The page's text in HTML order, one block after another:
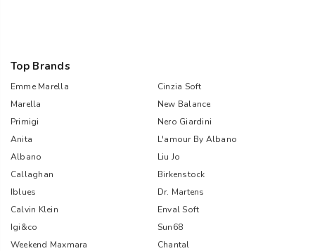
Top Brands
Emme Marella
Cinzia Soft
Marella
New Balance
Primigi
Nero Giardini
Anita
L'amour By Albano
Albano
Liu Jo
Callaghan
Birkenstock
Iblues
Dr. Martens
Calvin Klein
Enval Soft
Igi&co
Sun68
Weekend Maxmara
Chantal